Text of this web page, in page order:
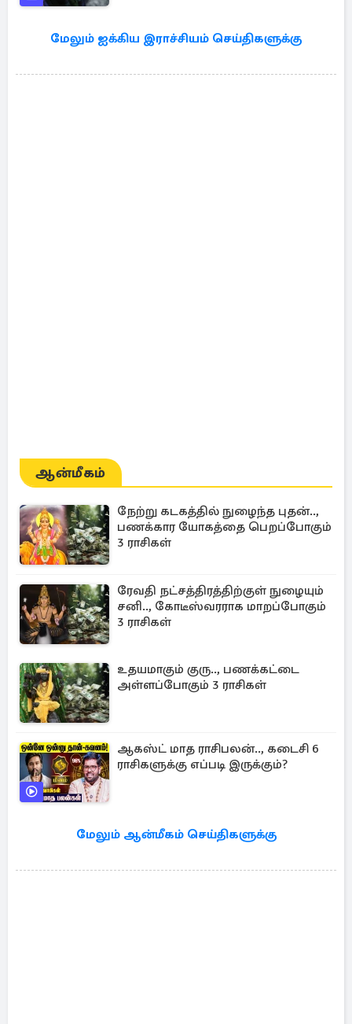
மேலும் ஐக்கிய இராச்சியம் செய்திகளுக்கு
ஆன்மீகம்
நேற்று கடகத்தில் நுழைந்த புதன்..,
பணக்கார யோகத்தை பெறப்போகும்
3 ராசிகள்
ரேவதி நட்சத்திரத்திற்குள் நுழையும்
சனி.., கோடீஸ்வரராக மாறப்போகும்
3 ராசிகள்
உதயமாகும் குரு.., பணக்கட்டை
அள்ளப்போகும் 3 ராசிகள்
ஆகஸ்ட் மாத ராசிபலன்.., கடைசி 6
ராசிகளுக்கு எப்படி இருக்கும்?
மேலும் ஆன்மீகம் செய்திகளுக்கு